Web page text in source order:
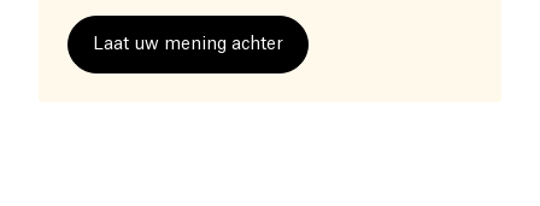
Laat uw mening achter